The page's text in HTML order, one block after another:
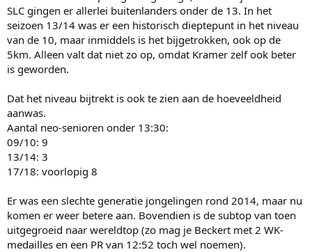
SLC gingen er allerlei buitenlanders onder de 13. In het
seizoen 13/14 was er een historisch dieptepunt in het niveau
van de 10, maar inmiddels is het bijgetrokken, ook op de
5km. Alleen valt dat niet zo op, omdat Kramer zelf ook beter
is geworden.
Dat het niveau bijtrekt is ook te zien aan de hoeveeldheid
aanwas.
Aantal neo-senioren onder 13:30:
09/10: 9
13/14: 3
17/18: voorlopig 8
Er was een slechte generatie jongelingen rond 2014, maar nu
komen er weer betere aan. Bovendien is de subtop van toen
uitgegroeid naar wereldtop (zo mag je Beckert met 2 WK-
medailles en een PR van 12:52 toch wel noemen).